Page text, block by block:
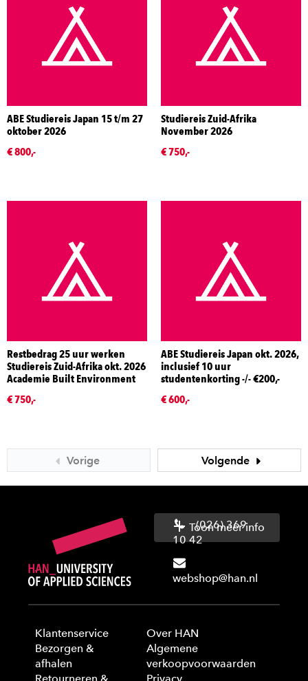
ABE Studiereis Japan 15 t/m 27
oktober 2026
€ 800,-
Studiereis Zuid-Afrika
November 2026
€ 750,-
Restbedrag 25 uur werken
Studiereis Zuid-Afrika okt. 2026
Academie Built Environment
€ 750,-
ABE Studiereis Japan okt. 2026,
inclusief 10 uur
studentenkorting -/- €200,-
€ 600,-
Vorige Volgende
(026) 369
10 42
webshop@han.nl
Toon meer info
Klantenservice
Bezorgen &
afhalen
Over HAN
Algemene
verkoopvoorwaarden